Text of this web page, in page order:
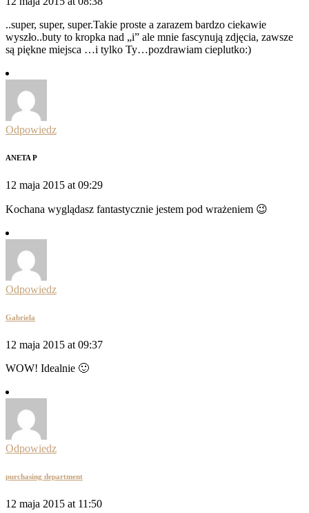
..super, super, super.Takie proste a zarazem bardzo ciekawie
wyszło..buty to kropka nad „i” ale mnie fascynują zdjęcia, zawsze
są piękne miejsca …i tylko Ty…pozdrawiam cieplutko:)
Odpowiedz
ANETA P
12 maja 2015 at 09:29
Kochana wyglądasz fantastycznie jestem pod wrażeniem 😉
Odpowiedz
Gabriela
12 maja 2015 at 09:37
WOW! Idealnie 🙂
Odpowiedz
purchasing department
12 maja 2015 at 11:50